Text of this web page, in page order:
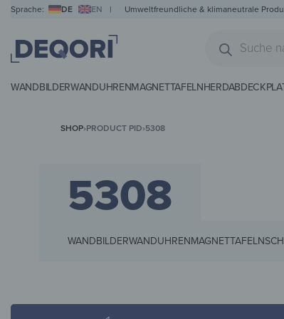
Sprache: DE EN | Umweltfreundliche & klimaneutrale
WANDBILDERWANDUHRENMAGNETTAFELN
SHOP›PRODUCT PID›5308
5308
WANDBILDERWANDUHRENMAGNETTAFELN